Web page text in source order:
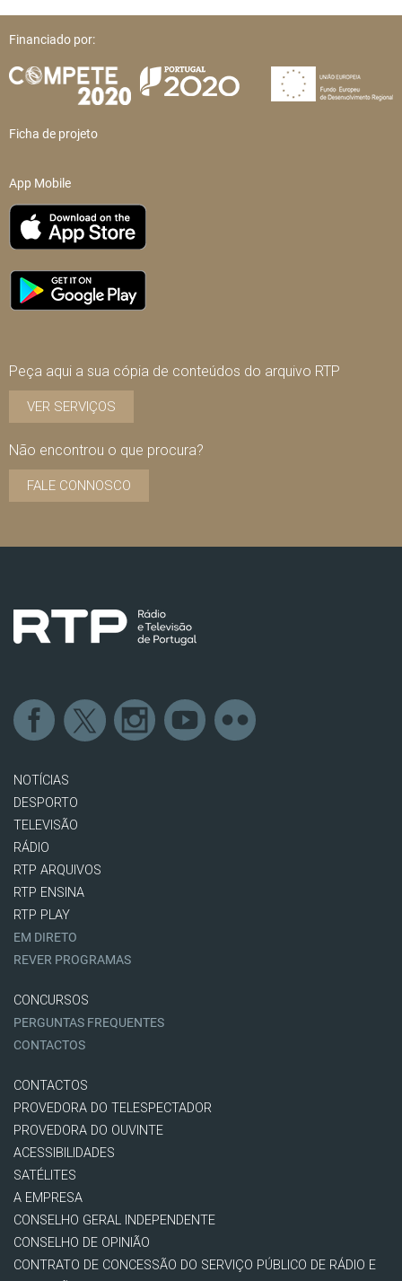
Financiado por:
Ficha de projeto
App Mobile
Peça aqui a sua cópia de conteúdos do arquivo RTP
VER SERVIÇOS
Não encontrou o que procura?
FALE CONNOSCO
NOTÍCIAS
DESPORTO
TELEVISÃO
RÁDIO
RTP ARQUIVOS
RTP ENSINA
RTP PLAY
EM DIRETO
REVER PROGRAMAS
CONCURSOS
PERGUNTAS FREQUENTES
CONTACTOS
CONTACTOS
PROVEDORA DO TELESPECTADOR
PROVEDORA DO OUVINTE
ACESSIBILIDADES
SATÉLITES
A EMPRESA
CONSELHO GERAL INDEPENDENTE
CONSELHO DE OPINIÃO
CONTRATO DE CONCESSÃO DO SERVIÇO PÚBLICO DE RÁDIO E